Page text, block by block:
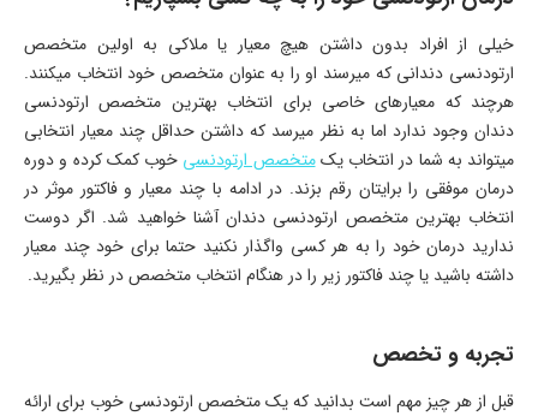
خیلی از افراد بدون داشتن هیچ معیار یا ملاکی به اولین متخصص
ارتودنسی دندانی که میرسند او را به عنوان متخصص خود انتخاب میکنند.
هرچند که معیارهای خاصی برای انتخاب بهترین متخصص ارتودنسی
دندان وجود ندارد اما به نظر میرسد که داشتن حداقل چند معیار انتخابی
میتواند به شما در انتخاب یکمتخصص ارتودنسی خوب کمک کرده و دوره
درمان موفقی را برایتان رقم بزند. در ادامه با چند معیار و فاکتور موثر در
انتخاب بهترین متخصص ارتودنسی دندان آشنا خواهید شد. اگر دوست
ندارید درمان خود را به هر کسی واگذار نکنید حتما برای خود چند معیار
داشته باشید یا چند فاکتور زیر را در هنگام انتخاب متخصص در نظر بگیرید.
تجربه و تخصص
قبل از هر چیز مهم است بدانید که یک متخصص ارتودنسی خوب برای ارائه